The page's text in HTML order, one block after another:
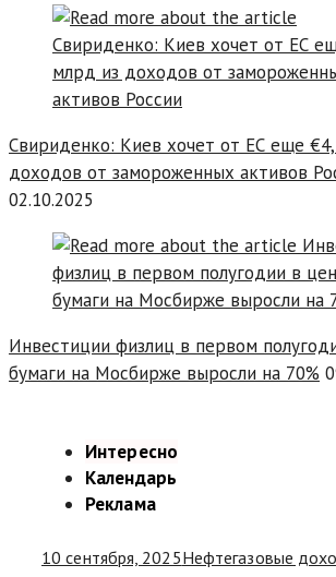
Свириденко: Киев хочет от ЕС еще
доходов от замороженных активов
02.10.2025
Инвестиции физлиц в первом
бумаги на Мосбирже выросли на 70%
Интересно
Календарь
Реклама
10 сентября, 2025Нефтегазовые